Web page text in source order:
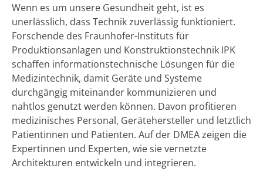
Wenn es um unsere Gesundheit geht, ist es
unerlässlich, dass Technik zuverlässig funktioniert.
Forschende des Fraunhofer-Instituts für
Produktionsanlagen und Konstruktionstechnik IPK
schaffen informationstechnische Lösungen für die
Medizintechnik, damit Geräte und Systeme
durchgängig miteinander kommunizieren und
nahtlos genutzt werden können. Davon profitieren
medizinisches Personal, Gerätehersteller und letztlich
Patientinnen und Patienten. Auf der DMEA zeigen die
Expertinnen und Experten, wie sie vernetzte
Architekturen entwickeln und integrieren.